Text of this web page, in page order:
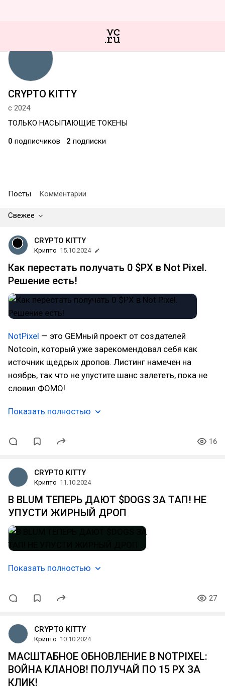
CRYPTO KITTY
с 2024
ТОЛЬКО НАСЫПАЮЩИЕ ТОКЕНЫ
0 подписчиков 2 подписки
Посты Комментарии
Свежее
CRYPTO KITTY
Крипто 15.10.2024
Как перестать получать 0 $PX в Not Pixel.
Решение есть!
NotPixel — это GEMный проект от создателей
Notcoin, который уже зарекомендовал себя как
источник щедрых дропов. Листинг намечен на
ноябрь, так что не упустите шанс залететь, пока не
cловил ФОМО!
Показать полностью
16
CRYPTO KITTY
Крипто 11.10.2024
В BLUM ТЕПЕРЬ ДАЮТ $DOGS ЗА ТАП! НЕ
УПУСТИ ЖИРНЫЙ ДРОП
Показать полностью
27
CRYPTO KITTY
Крипто 10.10.2024
МАСШТАБНОЕ ОБНОВЛЕНИЕ В NOTPIXEL:
ВОЙНА КЛАНОВ! ПОЛУЧАЙ ПО 15 PX ЗА
КЛИК!